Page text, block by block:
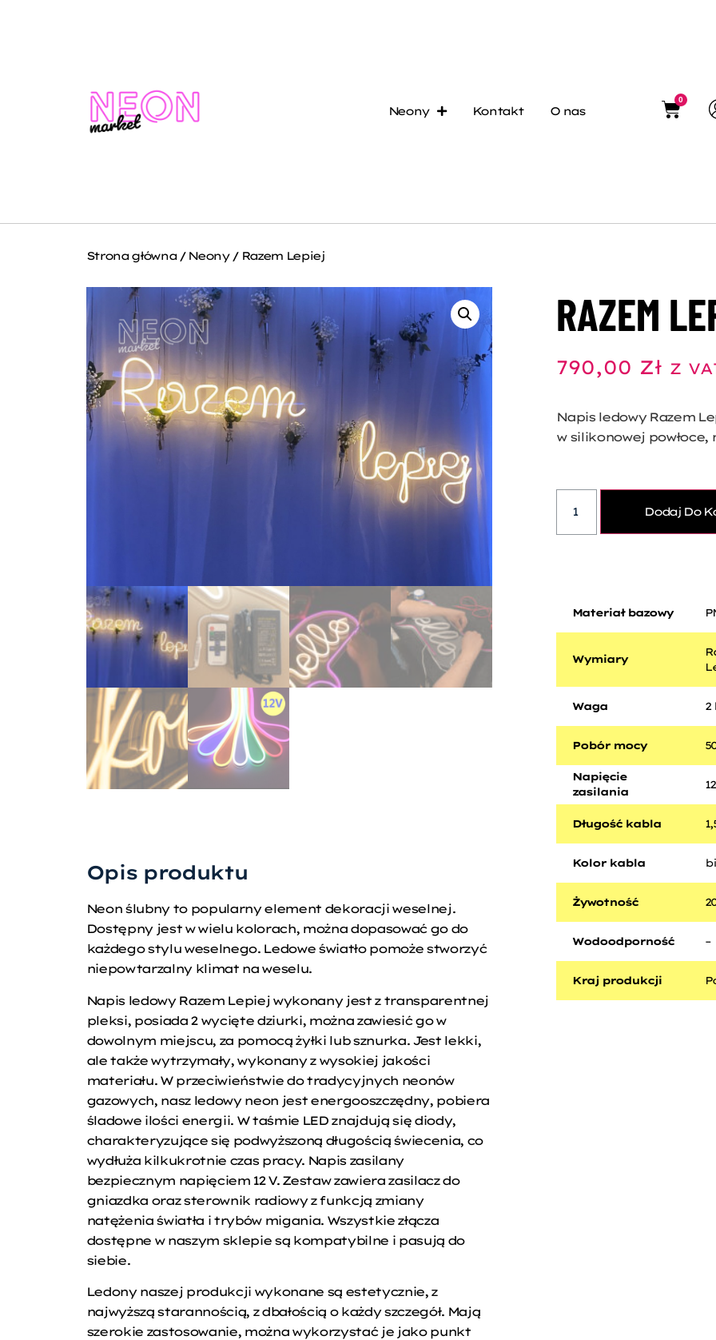
Neony Kontakt O nas
0
Strona główna/ Neony/ Razem Lepiej
Opis produktu
Neon ślubny to popularny element dekoracji weselnej.
Dostępny jest w wielu kolorach, można dopasować go do
każdego stylu weselnego. Ledowe światło pomoże stworzyć
niepowtarzalny klimat na weselu.
Napis ledowy Razem Lepiej wykonany jest z transparentnej
pleksi, posiada 2 wycięte dziurki, można zawiesić go w
dowolnym miejscu, za pomocą żyłki lub sznurka. Jest lekki,
ale także wytrzymały, wykonany z wysokiej jakości
materiału. W przeciwieństwie do tradycyjnych neonów
gazowych, nasz ledowy neon jest energooszczędny, pobiera
śladowe ilości energii. W taśmie LED znajdują się diody,
charakteryzujące się podwyższoną długością świecenia, co
wydłuża kilkukrotnie czas pracy. Napis zasilany
bezpiecznym napięciem 12 V. Zestaw zawiera zasilacz do
gniazdka oraz sterownik radiowy z funkcją zmiany
natężenia światła i trybów migania. Wszystkie złącza
dostępne w naszym sklepie są kompatybilne i pasują do
siebie.
Ledony naszej produkcji wykonane są estetycznie, z
najwyższą starannością, z dbałością o każdy szczegół. Mają
szerokie zastosowanie, można wykorzystać je jako punkt
RAZEM
790,00 Zł Z
Napis ledowy Razem
w silikonowej powłoce,
Dodaj Do
Materiał bazowy
Wymiary
Waga 2
Pobór mocy
Napięcie
zasilania
Długość kabla
Kolor kabla
Żywotność
Wodoodporność –
Kraj produkcji